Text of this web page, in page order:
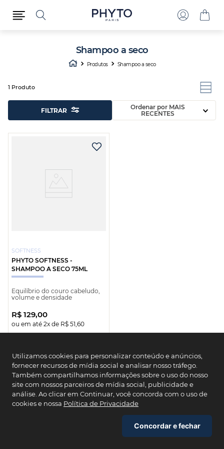
Utilizamos cookies para personalizar conteúdo e anúncios,
fornecer recursos de mídia social e analisar nosso tráfego.
Também compartilhamos informações sobre o uso do nosso
site com nossos parceiros de mídia social, publicidade e
análise. Ao clicar em Continuar, você concorda com o uso de
cookies e nossa Política de Privacidade
Concordar e fechar
Shampoo a seco
Produtos Shampoo a seco
1 Produto
FILTRAR Ordenar por MAIS
RECENTES
SOFTNESS
PHYTO SOFTNESS -
SHAMPOO A SECO 75ML
Equilíbrio do couro cabeludo,
volume e densidade
R$ 129,00
ou em até 2x de R$ 51,60
Primeira compra?
Use o cupomPRIMEIROPHYTO
desconto. Valido apenas na primeira compra.